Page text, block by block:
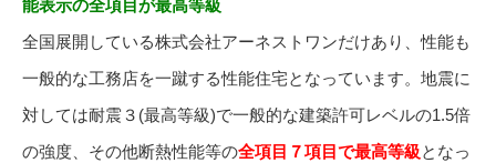
能表示の全項目が最高等級
全国展開している株式会社アーネストワンだけあり、性能も
一般的な工務店を一蹴する性能住宅となっています。地震に
対しては耐震３(最高等級)で一般的な建築許可レベルの1.5倍
の強度、その他断熱性能等の全項目７項目で最高等級となっ